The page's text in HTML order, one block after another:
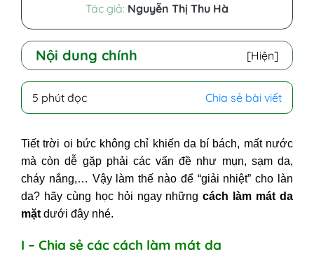
Tác giả: Nguyễn Thị Thu Hà
Nội dung chính [Hiện]
I - Chia sẻ các cách làm mát da
3. Xịt khoáng làm mát da
4. Cách làm mát da mặt mùa hè với đá
lạnh
5. Mặt nạ làm mát da
6. Dùng kem dưỡng làm mát da
II - Lưu ý khi khi làm mát da mặt
5 phút đọc Chia sẻ bài viết
Tiết trời oi bức không chỉ khiến da bí bách, mất nước
mà còn dễ gặp phải các vấn đề như mụn, sạm da,
cháy nắng,… Vậy làm thế nào để “giải nhiệt” cho làn
da? hãy cùng học hỏi ngay nhữngcách làm mát da
mặt dưới đây nhé.
I – Chia sẻ các cách làm mát da